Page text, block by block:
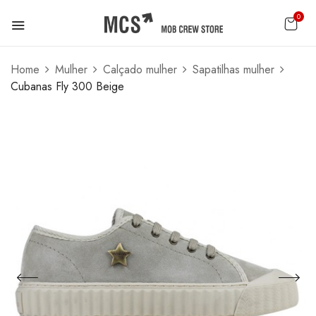
0
Home Mulher Calçado mulher
Sapatilhas mulher
Cubanas Fly 300 Beige